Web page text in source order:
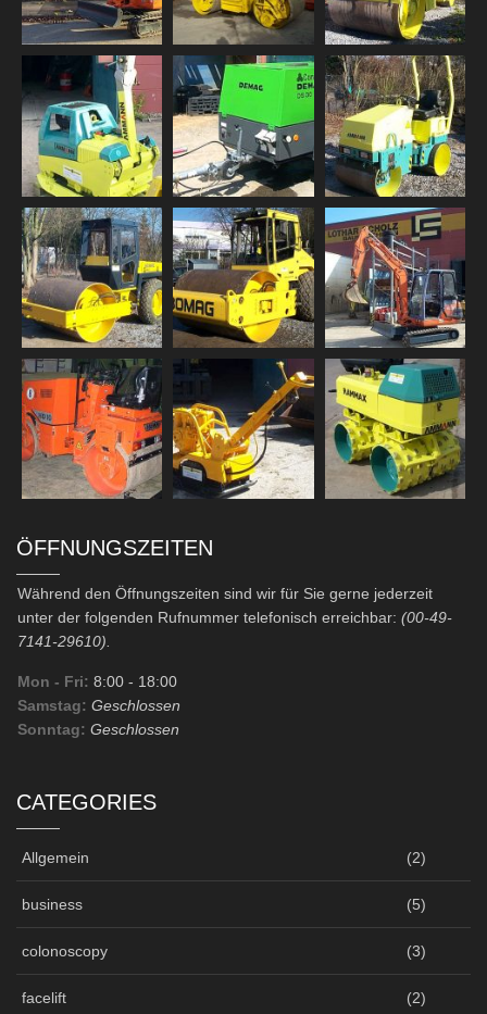
ÖFFNUNGSZEITEN
Während den Öffnungszeiten sind wir für Sie gerne jederzeit
unter der folgenden Rufnummer telefonisch erreichbar: (00-49-
7141-29610).
Mon - Fri: 8:00 - 18:00
Samstag: Geschlossen
Sonntag: Geschlossen
CATEGORIES
Allgemein (2)
business (5)
colonoscopy (3)
facelift (2)